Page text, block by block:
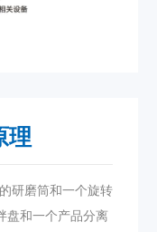
理
研磨筒和一个旋转
盘和一个产品分离